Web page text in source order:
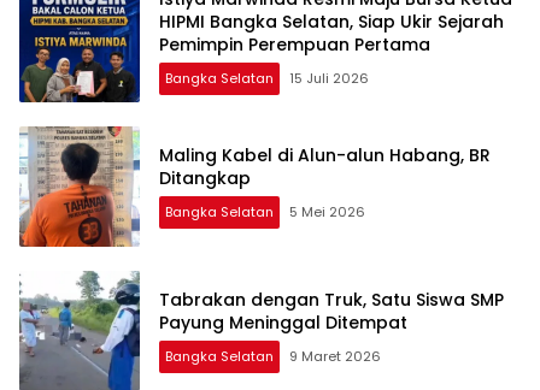
HIPMI Bangka Selatan, Siap Ukir Sejarah
Pemimpin Perempuan Pertama
Bangka Selatan 15 Juli 2026
Maling Kabel di Alun-alun Habang, BR
Ditangkap
Bangka Selatan 5 Mei 2026
Tabrakan dengan Truk, Satu Siswa SMP
Payung Meninggal Ditempat
Bangka Selatan 9 Maret 2026